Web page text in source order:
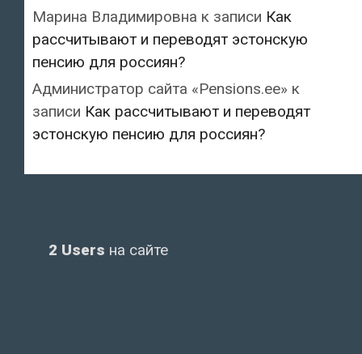
Марина Владимировна к записи Как
рассчитывают и переводят эстонскую
пенсию для россиян?
Администратор сайта «Pensions.ee» к
записи Как рассчитывают и переводят
эстонскую пенсию для россиян?
2 Users на сайте